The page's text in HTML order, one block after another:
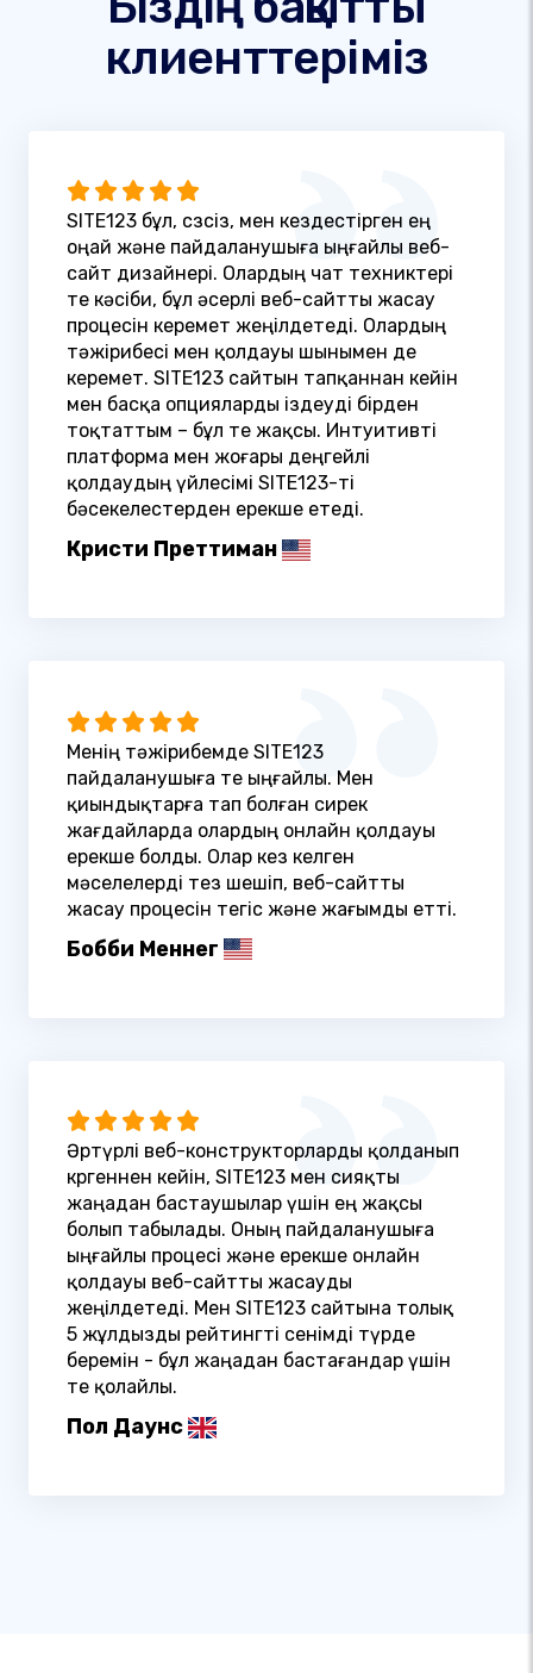
клиенттеріміз
SITE123 бұл, сөзсіз, мен кездестірген ең
оңай және пайдаланушыға ыңғайлы веб-
сайт дизайнері. Олардың чат техниктері
өте кәсіби, бұл әсерлі веб-сайтты жасау
процесін керемет жеңілдетеді. Олардың
тәжірибесі мен қолдауы шынымен де
керемет. SITE123 сайтын тапқаннан кейін
мен басқа опцияларды іздеуді бірден
тоқтаттым – бұл өте жақсы. Интуитивті
платформа мен жоғары деңгейлі
қолдаудың үйлесімі SITE123-ті
бәсекелестерден ерекше етеді.
Кристи Преттиман
Менің тәжірибемде SITE123
пайдаланушыға өте ыңғайлы. Мен
қиындықтарға тап болған сирек
жағдайларда олардың онлайн қолдауы
ерекше болды. Олар кез келген
мәселелерді тез шешіп, веб-сайтты
жасау процесін тегіс және жағымды етті.
Бобби Меннег
Әртүрлі веб-конструкторларды қолданып
көргеннен кейін, SITE123 мен сияқты
жаңадан бастаушылар үшін ең жақсы
болып табылады. Оның пайдаланушыға
ыңғайлы процесі және ерекше онлайн
қолдауы веб-сайтты жасауды
жеңілдетеді. Мен SITE123 сайтына толық
5 жұлдызды рейтингті сенімді түрде
беремін - бұл жаңадан бастағандар үшін
өте қолайлы.
Пол Даунс